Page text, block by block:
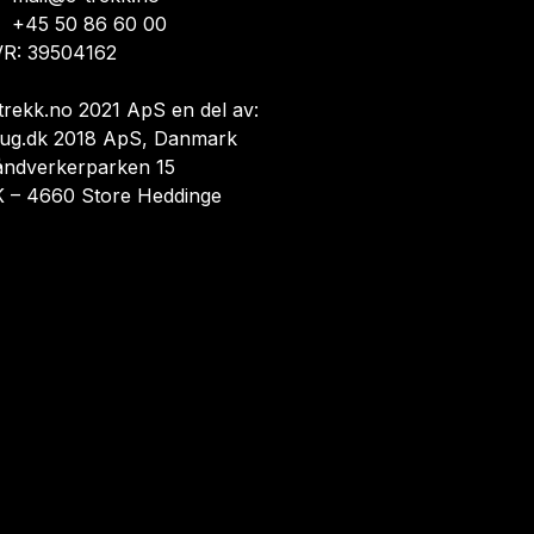
+45 50 86 60 00
39504162
2021 ApS en del av:
2018 ApS, Danmark
15
– 4660 Store Heddinge